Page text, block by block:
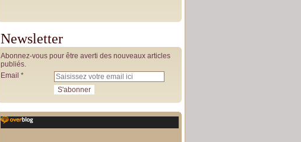
Newsletter
Abonnez-vous pour être averti des nouveaux articles
publiés.
Email